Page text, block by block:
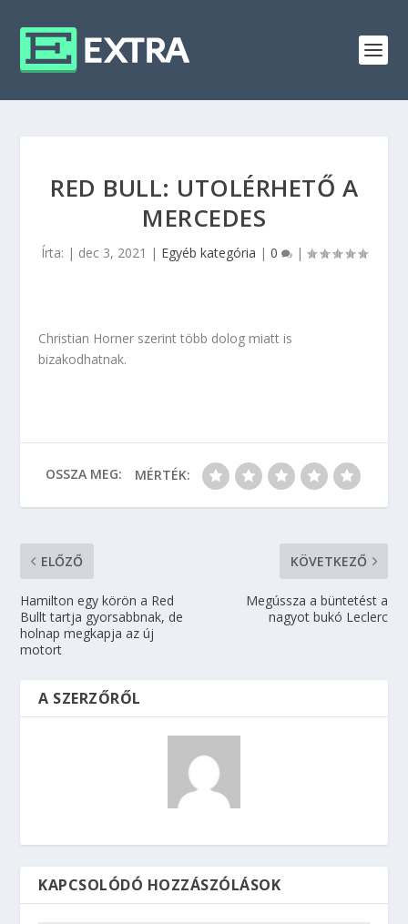
RED BULL: UTOLÉRHETŐ A
MERCEDES
Írta: | dec 3, 2021 | Egyéb kategória | 0 |
Christian Horner szerint több dolog miatt is
bizakodhatnak.
OSSZA MEG: MÉRTÉK:
ELŐZŐ
Hamilton egy körön a Red
Bullt tartja gyorsabbnak, de
holnap megkapja az új
motort
KÖVETKEZŐ
Megússza a büntetést a
nagyot bukó Leclerc
A SZERZŐRŐL
KAPCSOLÓDÓ HOZZÁSZÓLÁSOK